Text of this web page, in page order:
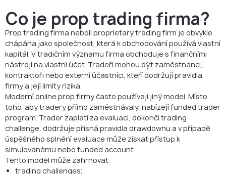
Co je prop trading firma?
Prop trading firma neboli proprietary trading firm je obvykle
chápána jako společnost, která k obchodování používá vlastní
kapitál. V tradičním významu firma obchoduje s finančními
nástroji na vlastní účet. Tradeři mohou být zaměstnanci,
kontraktoři nebo externí účastníci, kteří dodržují pravidla
firmy a její limity rizika.
Moderní online prop firmy často používají jiný model. Místo
toho, aby tradery přímo zaměstnávaly, nabízejí funded trader
program. Trader zaplatí za evaluaci, dokončí trading
challenge, dodržuje přísná pravidla drawdownu a v případě
úspěšného splnění evaluace může získat přístup k
simulovanému nebo funded account.
Tento model může zahrnovat:
trading challenges;